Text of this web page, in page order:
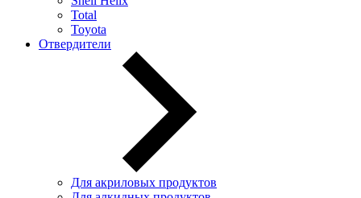
Total
Toyota
Отвердители
Для акриловых продуктов